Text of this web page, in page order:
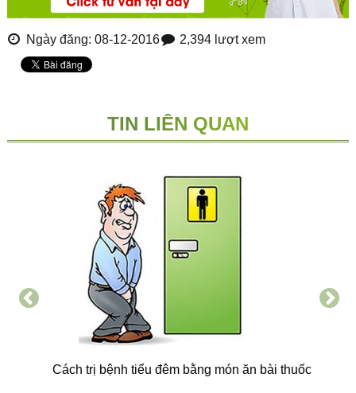
Ngày đăng: 08-12-2016 2,394 lượt xem
TIN LIÊN QUAN
Cách trị bệnh tiểu đêm bằng món ăn bài thuốc